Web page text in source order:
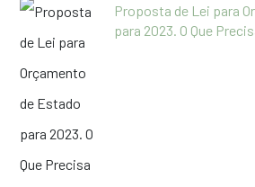
Proposta de Lei para
para 2023. O Que